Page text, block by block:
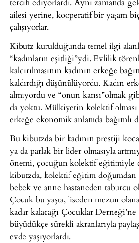
ailesi yerine, kooperatif bir yaşam
çalışıyorlar.
Kibutz kurulduğunda temel ilgi
“kadınların eşitliği”ydi. Evlilik
kaldırılmasının kadının erkeğe
kaldırdığı düşünülüyordu. Kadın
almıyordu ve “onun karısı”olmak
da yoktu. Mülkiyetin kolektif
erkeğe ekonomik anlamda bağımlı
Bu kibutzda bir kadının prestiji
ya da parlak bir lider olmasıyla
önemi, çocuğun kolektif eğitimiyle
kibutzda, kolektif eğitim doğumdan
bebek ve anne hastaneden taburcu
Çocuk bu yaşta, liseden mezun
kadar kalacağı Çocuklar
büyüdükçe sürekli akranlarıyla
evde yaşıyorlardı.